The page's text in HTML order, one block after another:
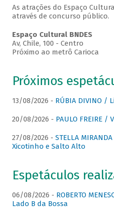
As atrações do Espaço
através de concurso público.
Espaço Cultural BNDES
Av, Chile, 100 - Centro
Próximo ao metrô Carioca
Próximos
13/08/2026 - RÚBIA DIVINO /
20/08/2026 - PAULO FREIRE /
27/08/2026 - STELLA
Xicotinho e Salto Alto
Espetáculos
06/08/2026 - ROBERTO
Lado B da Bossa